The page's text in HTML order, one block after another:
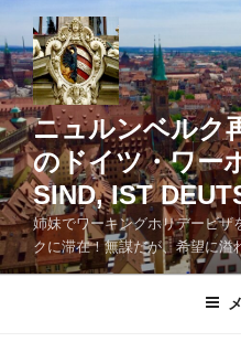
コ
ン
テ
ン
ツ
へ
ス
キ
ッ
プ
ニュルンベルク
のドイツ・ワー
SIND, IST
姉妹でワーキングホリデービザ
クに滞在！無謀だが、希望に溢